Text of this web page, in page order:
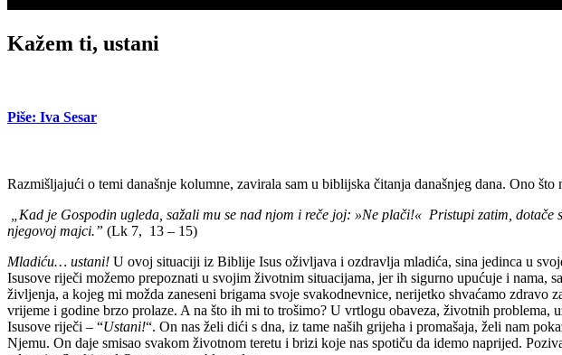
Kažem ti, ustani
Piše: Iva Sesar
Razmišljajući o temi današnje kolumne, zavirala sam u biblijska čitanja današnjeg dana. Ono
„Kad je Gospodin ugleda, sažali mu se nad njom i reče joj: »Ne plači!« Pristupi zatim,
njegovoj majci.” (Lk 7, 13 – 15)
Mladiću… ustani! U ovoj situaciji iz Biblije Isus oživljava i ozdravlja mladića, sina jedinca u
Isusove riječi možemo prepoznati u svojim životnim situacijama, jer ih sigurno upućuje i
življenja, a kojeg mi možda zaneseni brigama svoje svakodnevnice, nerijetko shvaćamo
vrijeme i godine brzo prolaze. A na što ih mi to trošimo? U vrtlogu obaveza, životnih problema,
Isusove riječi – “Ustani!“. On nas želi dići s dna, iz tame naših grijeha i promašaja, želi nam
Njemu. On daje smisao svakom životnom teretu i brizi koje nas spotiču da idemo naprijed.